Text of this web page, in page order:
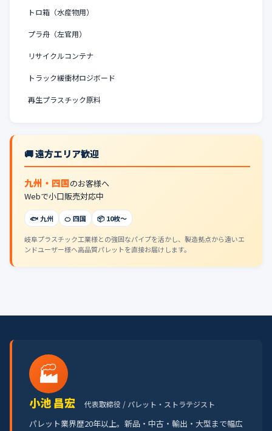
トロ箱（水産物用）
プラ舟（左官用）
リサイクルコンテナ
トラック緩衝材ロジボード
再生プラスチック原料
🚚 遠方エリア歓迎
九州・四国のお客様へ
Webで小口販売対応中
🐟 九州 🍊 四国 📦 10枚〜
岐阜プラスチック工業様との強固なパイプを活かし、製造拠点から遠いエ
ンドユーザー様へ高品質パレットを直接お届けします。
🏭
小池 昌宏 代表取締役 / パレット・ストラテジスト
パレット業界歴20年以上。新品・中古・輸出・大型まで幅広